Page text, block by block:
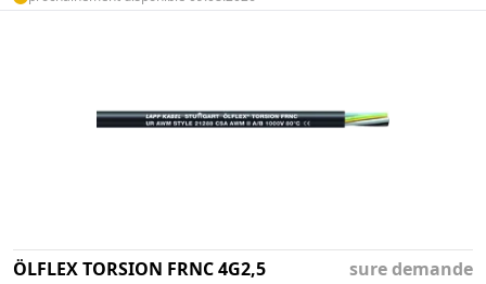
ÖLFLEX TORSION FRNC 4G2,5 sure demande